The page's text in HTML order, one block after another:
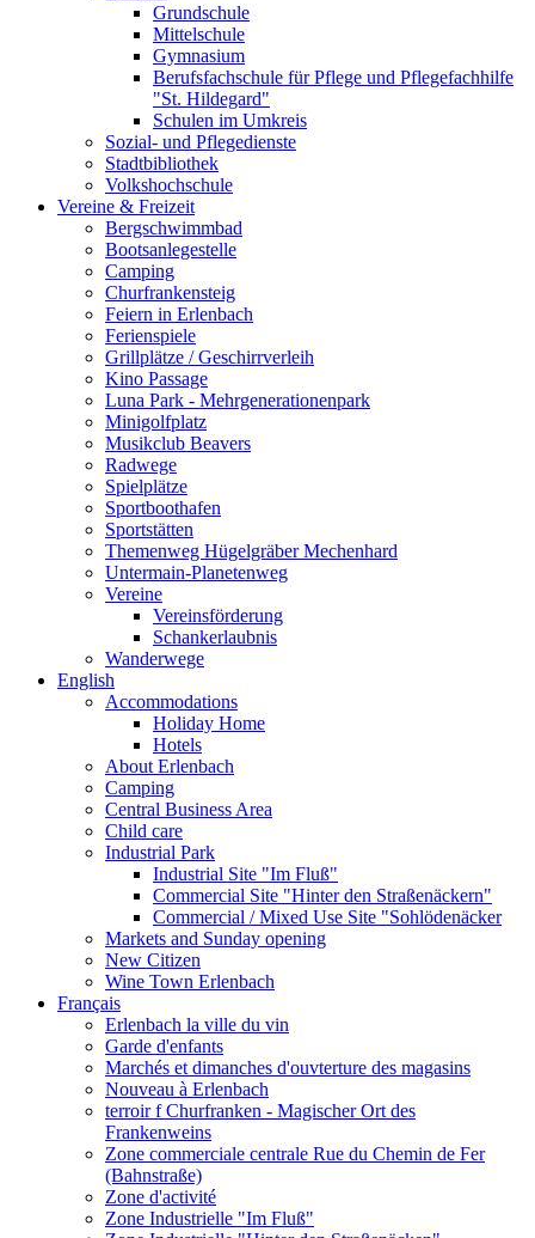
Grundschule
Mittelschule
Gymnasium
Berufsfachschule für Pflege und Pflegefachhilfe
"St. Hildegard"
Schulen im Umkreis
Sozial- und Pflegedienste
Stadtbibliothek
Volkshochschule
Vereine & Freizeit
Bergschwimmbad
Bootsanlegestelle
Camping
Churfrankensteig
Feiern in Erlenbach
Ferienspiele
Grillplätze / Geschirrverleih
Kino Passage
Luna Park - Mehrgenerationenpark
Minigolfplatz
Musikclub Beavers
Radwege
Spielplätze
Sportboothafen
Sportstätten
Themenweg Hügelgräber Mechenhard
Untermain-Planetenweg
Vereine
Vereinsförderung
Schankerlaubnis
Wanderwege
English
Accommodations
Holiday Home
Hotels
About Erlenbach
Camping
Central Business Area
Child care
Industrial Park
Industrial Site "Im Fluß"
Commercial Site "Hinter den Straßenäckern"
Commercial / Mixed Use Site "Sohlödenäcker
Markets and Sunday opening
New Citizen
Wine Town Erlenbach
Français
Erlenbach la ville du vin
Garde d'enfants
Marchés et dimanches d'ouvterture des magasins
Nouveau à Erlenbach
terroir f Churfranken - Magischer Ort des
Frankenweins
Zone commerciale centrale Rue du Chemin de Fer
(Bahnstraße)
Zone d'activité
Zone Industrielle "Im Fluß"